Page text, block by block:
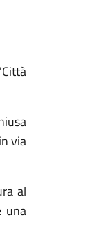
via
al
una